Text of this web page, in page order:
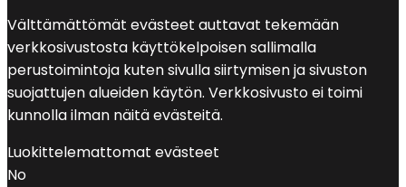
Välttämättömät evästeet auttavat tekemään
verkkosivustosta käyttökelpoisen sallimalla
perustoimintoja kuten sivulla siirtymisen ja sivuston
suojattujen alueiden käytön. Verkkosivusto ei toimi
kunnolla ilman näitä evästeitä.
Luokittelemattomat evästeet
No